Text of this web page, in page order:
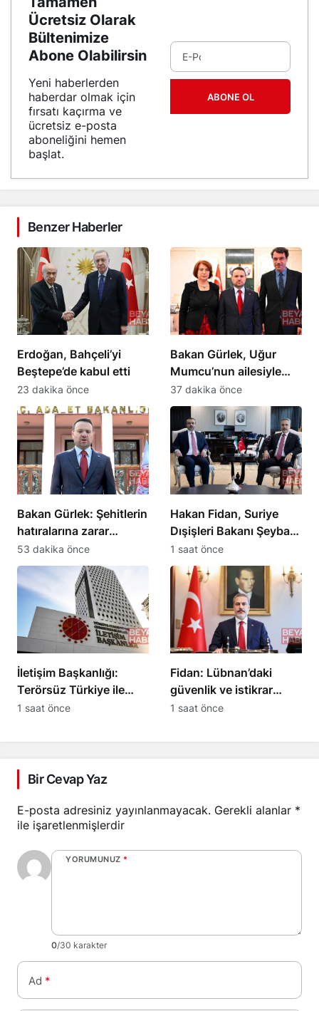
Ücretsiz Olarak
Bültenimize
Abone Olabilirsin
Yeni haberlerden
haberdar olmak için
fırsatı kaçırma ve
ücretsiz e-posta
aboneliğini hemen
başlat.
ABONE OL
Benzer Haberler
Erdoğan, Bahçeli’yi
Beştepe’de kabul etti
23 dakika önce
Bakan Gürlek, Uğur
Mumcu’nun ailesiyle
görüştü
37 dakika önce
Bakan Gürlek: Şehitlerin
hatıralarına zarar
verilmeyecek
53 dakika önce
Hakan Fidan, Suriye
Dışişleri Bakanı Şeybani
ile görüştü
1 saat önce
İletişim Başkanlığı:
Terörsüz Türkiye ile
kazanan 86 milyon
1 saat önce
Fidan: Lübnan’daki
güvenlik ve istikrar
kritik önem taşıyor
1 saat önce
Bir Cevap Yaz
E-posta adresiniz yayınlanmayacak. Gerekli alanlar *
ile işaretlenmişlerdir
YORUMUNUZ *
0/30 karakter
Ad *